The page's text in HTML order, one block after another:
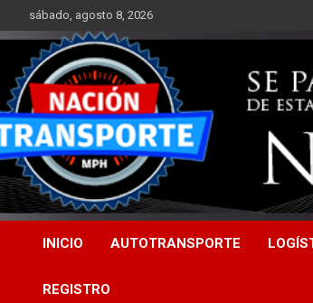
al
contenido
sábado, agosto 8, 2026
INICIO AUTOTRANSPORTE
REGISTRO